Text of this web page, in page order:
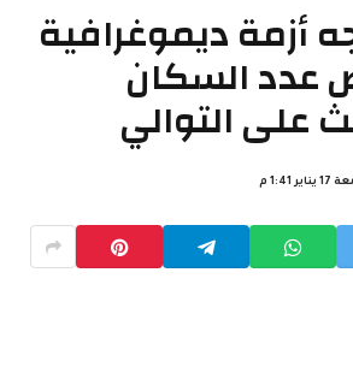
أزمة ديموغرافية
عدد السكان
على التوالي
1:41 م